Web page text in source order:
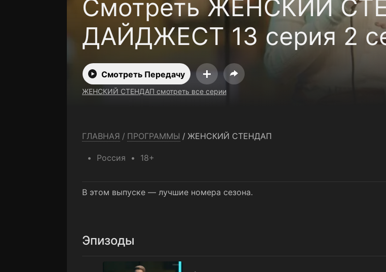
Смотреть ЖЕНСКИЙ
ДАЙДЖЕСТ 13 серия 2
Смотреть Передачу
ЖЕНСКИЙ СТЕНДАП смотреть все серии
ГЛАВНАЯ / ПРОГРАММЫ / ЖЕНСКИЙ СТЕНДАП
Россия 18+
В этом выпуске — лучшие номера сезона.
Эпизоды
1 выпуск